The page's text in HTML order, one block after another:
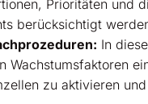
Prioritäten und
berücksichtigt
In
Wachstumsfaktoren
zu aktivieren